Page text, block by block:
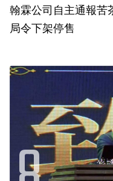
翰霖公司自主通報苦
局令下架停售